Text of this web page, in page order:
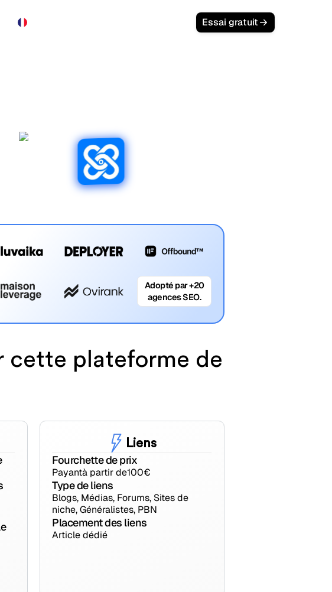
Essai gratuit
Adopté par +20
agences SEO.
cette plateforme de
Liens
Fourchette de prix
Payantà partir de100€
Type de liens
Blogs, Médias, Forums, Sites de
niche, Généralistes, PBN
Placement des liens
Article dédié